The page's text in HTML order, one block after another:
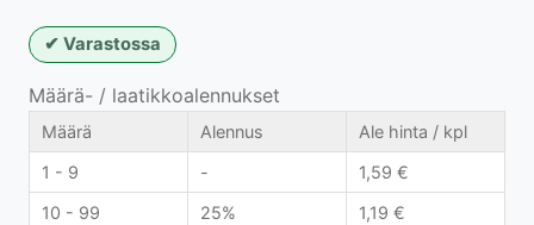
Varastossa
Määrä- / laatikkoalennukset
Määrä Alennus
Ale hinta / kpl
1 - 9
- 1,59 €
10 - 99
25% 1,19 €